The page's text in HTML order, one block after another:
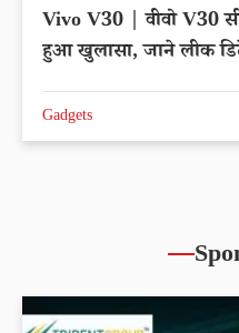
Vivo V30 | वीवो V30
हुआ खुलासा, जाने लीक
Gadgets